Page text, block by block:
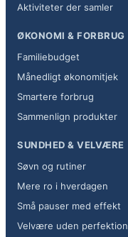
Aktiviteter der samler
ØKONOMI & FORBRUG
Familiebudget
Månedligt økonomitjek
Smartere forbrug
Sammenlign produkter
SUNDHED & VELVÆRE
Søvn og rutiner
Mere ro i hverdagen
Små pauser med effekt
Velvære uden perfektion